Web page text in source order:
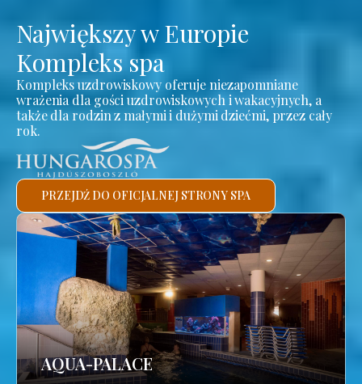
Największy w Europie
Kompleks spa
Kompleks uzdrowiskowy oferuje niezapomniane
wrażenia dla gości uzdrowiskowych i wakacyjnych, a
także dla rodzin z małymi i dużymi dziećmi, przez cały
rok.
PRZEJDŹ DO OFICJALNEJ STRONY SPA
AQUA-PALACE